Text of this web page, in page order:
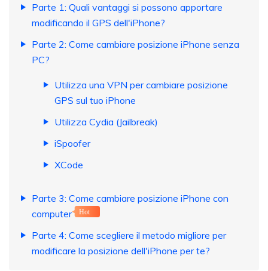
Parte 1: Quali vantaggi si possono apportare
modificando il GPS dell'iPhone?
Parte 2: Come cambiare posizione iPhone senza
PC?
Utilizza una VPN per cambiare posizione
GPS sul tuo iPhone
Utilizza Cydia (Jailbreak)
iSpoofer
XCode
Parte 3: Come cambiare posizione iPhone con
computer
Hot
Parte 4: Come scegliere il metodo migliore per
modificare la posizione dell'iPhone per te?